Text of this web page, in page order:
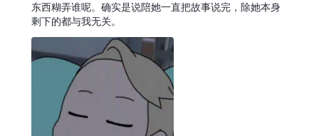
东西糊弄谁呢。确实是说陪她一直把故事说完，除她本身
剩下的都与我无关。